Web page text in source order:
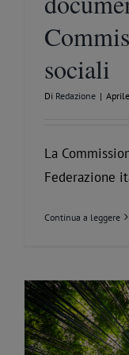
sociali
Di Redazione |
La
Federazione
Continua a leggere